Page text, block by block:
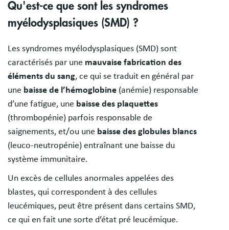
Qu'est-ce que sont les syndromes
myélodysplasiques (SMD) ?
Les syndromes myélodysplasiques (SMD) sont
caractérisés par une mauvaise fabrication des
éléments du sang, ce qui se traduit en général par
une baisse de l’hémoglobine (anémie) responsable
d’une fatigue, une baisse des plaquettes
(thrombopénie) parfois responsable de
saignements, et/ou une baisse des globules blancs
(leuco-neutropénie) entraînant une baisse du
système immunitaire.
Un excès de cellules anormales appelées des
blastes, qui correspondent à des cellules
leucémiques, peut être présent dans certains SMD,
ce qui en fait une sorte d’état pré leucémique.